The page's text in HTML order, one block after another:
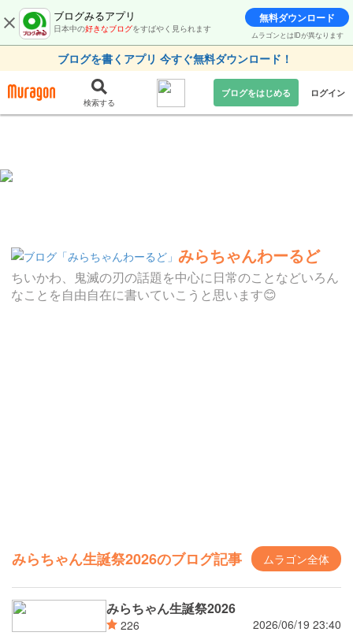
ブログみるアプリ
日本中の好きなブログをすばやく見られます
無料ダウンロード
ムラゴンとはIDが異なります
ブログを書くアプリ 今すぐ無料ダウンロード！
検索する
ブログをはじめる ログイン
みらちゃんわーるど
ちいかわ、鬼滅の刃の話題を中心に日常のことなどいろん
なことを自由自在に書いていこうと思います😊
みらちゃん生誕祭2026のブログ記事 ムラゴン全体
みらちゃん生誕祭2026
226 2026/06/19 23:40